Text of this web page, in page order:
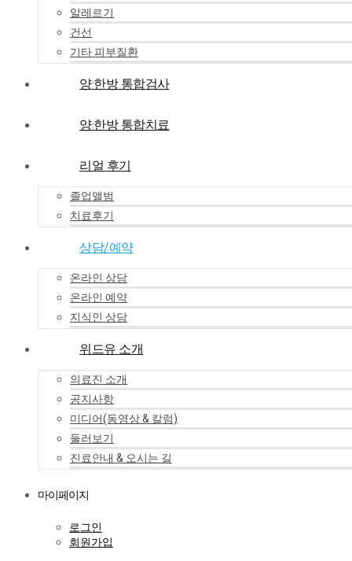
알레르기
건선
기타 피부질환
양·한방 통합검사
양·한방 통합치료
리얼 후기
졸업앨범
치료후기
상담/예약
온라인 상담
온라인 예약
지식인 상담
위드유 소개
의료진 소개
공지사항
미디어(동영상 & 칼럼)
둘러보기
진료안내 & 오시는 길
마이페이지
로그인
회원가입